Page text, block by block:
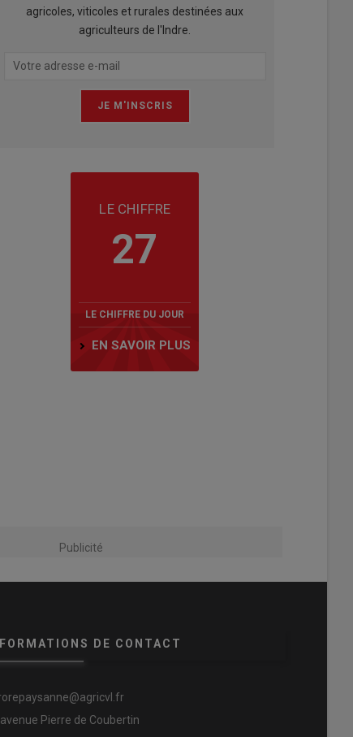
agricoles, viticoles et rurales destinées aux
agriculteurs de l'Indre.
LE CHIFFRE
27
LE CHIFFRE DU JOUR
EN SAVOIR PLUS
Publicité
DE CONTACT
Pierre de Coubertin